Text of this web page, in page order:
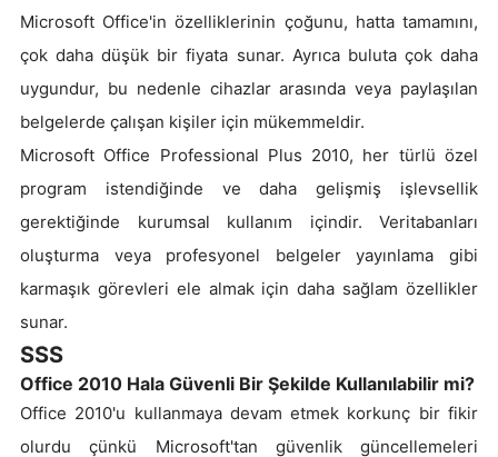
Microsoft Office'in özelliklerinin çoğunu, hatta tamamını,
çok daha düşük bir fiyata sunar. Ayrıca buluta çok daha
uygundur, bu nedenle cihazlar arasında veya paylaşılan
belgelerde çalışan kişiler için mükemmeldir.
Microsoft Office Professional Plus 2010, her türlü özel
program istendiğinde ve daha gelişmiş işlevsellik
gerektiğinde kurumsal kullanım içindir. Veritabanları
oluşturma veya profesyonel belgeler yayınlama gibi
karmaşık görevleri ele almak için daha sağlam özellikler
sunar.
SSS
Office 2010 Hala Güvenli Bir Şekilde Kullanılabilir mi?
Office 2010'u kullanmaya devam etmek korkunç bir fikir
olurdu çünkü Microsoft'tan güvenlik güncellemeleri